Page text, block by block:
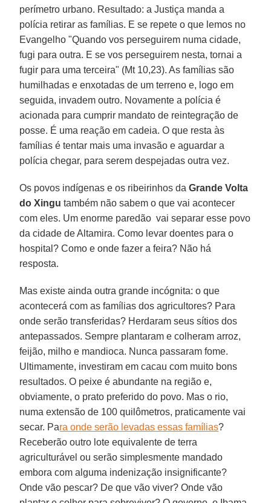
perímetro urbano. Resultado: a Justiça manda a
polícia retirar as famílias. E se repete o que lemos no
Evangelho "Quando vos perseguirem numa cidade,
fugi para outra. E se vos perseguirem nesta, tornai a
fugir para uma terceira" (Mt 10,23). As famílias são
humilhadas e enxotadas de um terreno e, logo em
seguida, invadem outro. Novamente a polícia é
acionada para cumprir mandato de reintegração de
posse. É uma reação em cadeia. O que resta às
famílias é tentar mais uma invasão e aguardar a
polícia chegar, para serem despejadas outra vez.
Os povos indígenas e os ribeirinhos daGrande Volta
do Xingu também não sabem o que vai acontecer
com eles. Um enorme paredão vai separar esse povo
da cidade de Altamira. Como levar doentes para o
hospital? Como e onde fazer a feira? Não há
resposta.
Mas existe ainda outra grande incógnita: o que
acontecerá com as famílias dos agricultores? Para
onde serão transferidas? Herdaram seus sítios dos
antepassados. Sempre plantaram e colheram arroz,
feijão, milho e mandioca. Nunca passaram fome.
Ultimamente, investiram em cacau com muito bons
resultados. O peixe é abundante na região e,
obviamente, o prato preferido do povo. Mas o rio,
numa extensão de 100 quilômetros, praticamente vai
secar. Para onde serão levadas essas famílias?
Receberão outro lote equivalente de terra
agriculturável ou serão simplesmente mandado
embora com alguma indenização insignificante?
Onde vão pescar? De que vão viver? Onde vão